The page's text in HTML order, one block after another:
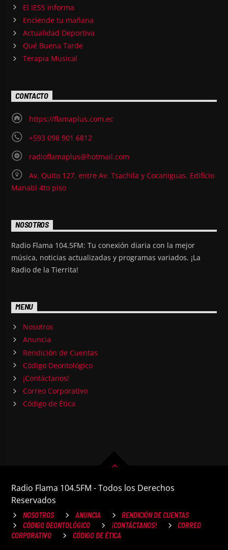
El IESS informa
Enciende tu mañana
Actualidad Deportiva
Qué Buena Tarde
Terapia Musical
CONTACTO
https://flamaplus.com.ec
+593 098 901 6812
radioflamaplus@hotmail.com
Av. Quito 127, entre Av. Tsachila y Cocaniguas. Edificio
Manabí 4to piso
NOSOTROS
Radio Flama 104.5FM: Tu conexión diaria con la mejor
música, noticias actualizadas y programas variados. ¡La
Radio de la Tierrita!
MENU
Nosotros
Anuncia
Rendición de Cuentas
Código Deontológico
¡Contáctanos!
Correo Corporativo
Código de Ética
Radio Flama 104.5FM - Todos los Derechos
Reservados
NOSOTROS ANUNCIA
RENDICIÓN DE CUENTAS
CÓDIGO DEONTOLÓGICO
¡CONTÁCTANOS!
CORREO
CORPORATIVO
CÓDIGO DE ÉTICA